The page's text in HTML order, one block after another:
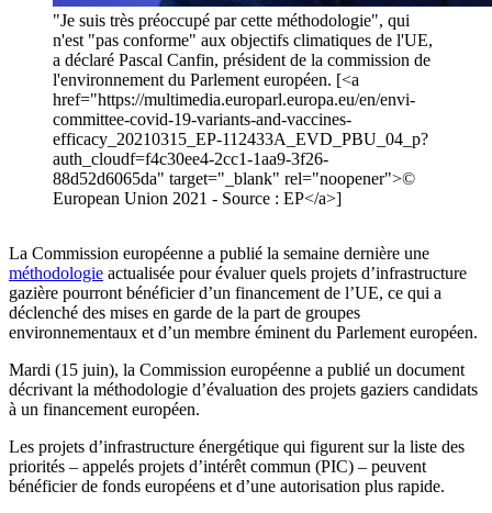
"Je suis très préoccupé par cette méthodologie", qui
n'est "pas conforme" aux objectifs climatiques de l'UE,
a déclaré Pascal Canfin, président de la commission de
l'environnement du Parlement européen. [<a
href="https://multimedia.europarl.europa.eu/en/envi-
committee-covid-19-variants-and-vaccines-
efficacy_20210315_EP-112433A_EVD_PBU_04_p?
auth_cloudf=f4c30ee4-2cc1-1aa9-3f26-
88d52d6065da" target="_blank" rel="noopener">©
European Union 2021 - Source : EP</a>]
La Commission européenne a publié la semaine dernière une
méthodologie actualisée pour évaluer quels projets d’infrastructure
gazière pourront bénéficier d’un financement de l’UE, ce qui a
déclenché des mises en garde de la part de groupes
environnementaux et d’un membre éminent du Parlement européen.
Mardi (15 juin), la Commission européenne a publié un document
décrivant la méthodologie d’évaluation des projets gaziers candidats
à un financement européen.
Les projets d’infrastructure énergétique qui figurent sur la liste des
priorités – appelés projets d’intérêt commun (PIC) – peuvent
bénéficier de fonds européens et d’une autorisation plus rapide.